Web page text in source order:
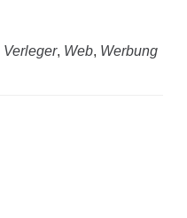
Verleger, Web, Werbung